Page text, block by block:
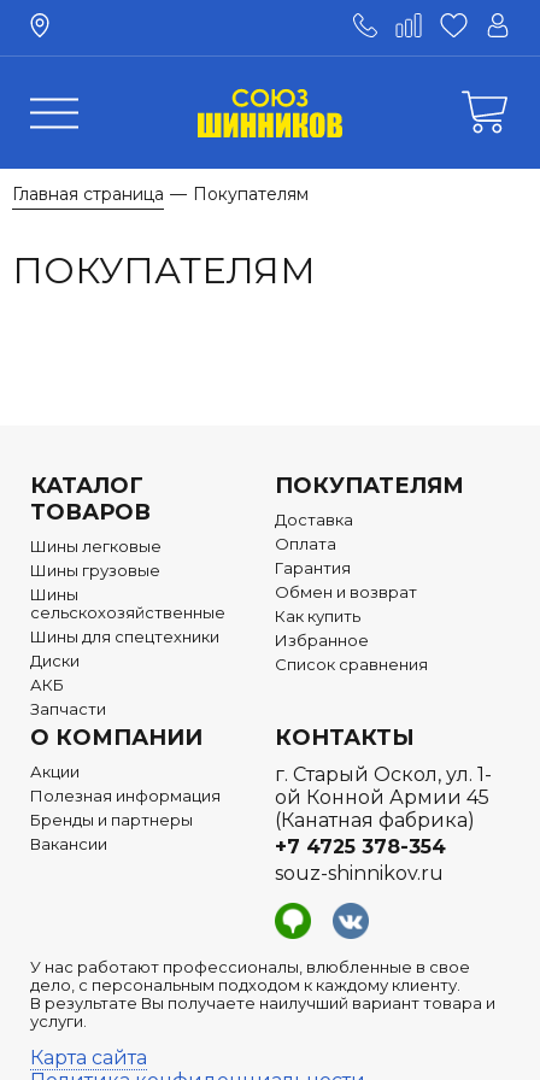
Главная страница — Покупателям
ПОКУПАТЕЛЯМ
КАТАЛОГ
ТОВАРОВ
Шины легковые
Шины грузовые
Шины
сельскохозяйственные
Шины для спецтехники
Диски
АКБ
Запчасти
ПОКУПАТЕЛЯМ
Доставка
Оплата
Гарантия
Обмен и возврат
Как купить
Избранное
Список сравнения
О КОМПАНИИ
Акции
Полезная информация
Бренды и партнеры
Вакансии
У нас работают профессионалы, влюбленные в свое
дело, с персональным подходом к каждому клиенту.
В результате Вы получаете наилучший вариант товара и
услуги.
Карта сайта
КОНТАКТЫ
г. Старый Оскол, ул. 1-
ой Конной Армии 45
(Канатная фабрика)
+7 4725 378-354
souz-shinnikov.ru